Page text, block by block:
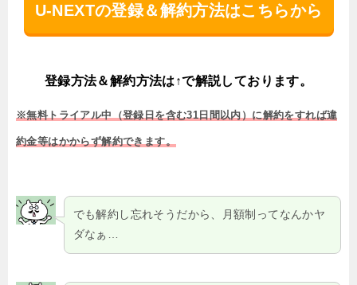
U-NEXTの登録＆解約方法はこちらから
登録方法＆解約方法は↑で解説しております。
※無料トライアル中（登録日を含む31日間以内）に解約をすれば違
約金等はかからず解約できます。
でも解約し忘れそうだから、月額制ってなんかヤ
ダなぁ…